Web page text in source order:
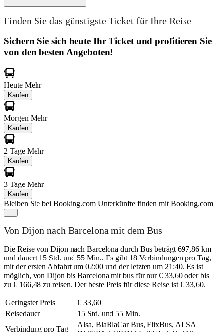
Finden Sie das günstigste Ticket für Ihre Reise
Sichern Sie sich heute Ihr Ticket und profitieren Sie
von den besten Angeboten!
Heute Mehr
Kaufen
Morgen Mehr
Kaufen
2 Tage Mehr
Kaufen
3 Tage Mehr
Kaufen
Bleiben Sie bei Booking.com Unterkünfte finden mit Booking.com
Von Dijon nach Barcelona mit dem Bus
Die Reise von Dijon nach Barcelona durch Bus beträgt 697,86 km
und dauert 15 Std. und 55 Min.. Es gibt 18 Verbindungen pro Tag,
mit der ersten Abfahrt um 02:00 und der letzten um 21:40. Es ist
möglich, von Dijon bis Barcelona mit bus für nur € 33,60 oder bis
zu € 166,48 zu reisen. Der beste Preis für diese Reise ist € 33,60.
Geringster Preis
€ 33,60
Reisedauer
15 Std. und 55 Min.
Verbindung pro Tag
Alsa, BlaBlaCar Bus, FlixBus, ALSA